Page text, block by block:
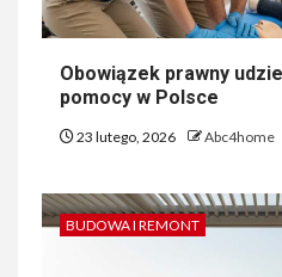
Obowiązek prawny
pomocy w Polsce
23 lutego, 2026 Abc4home
BUDOWA I REMONT